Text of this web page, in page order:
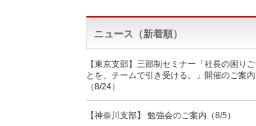
ニュース（新着順）
【東京支部】三部制セミナー「社長の困りご
とを、チームで引き受ける。」開催のご案内
（8/24）
【神奈川支部】 勉強会のご案内（8/5）